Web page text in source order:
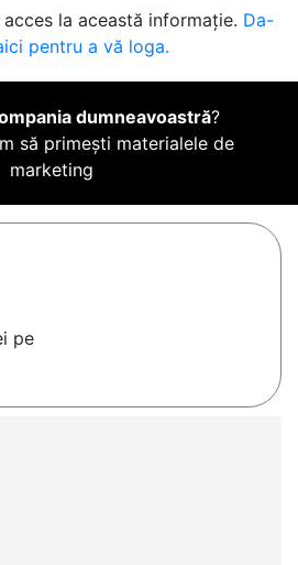
la această informație. Da-
pentru a vă loga.
dumneavoastră?
să primești materialele de
marketing
pe